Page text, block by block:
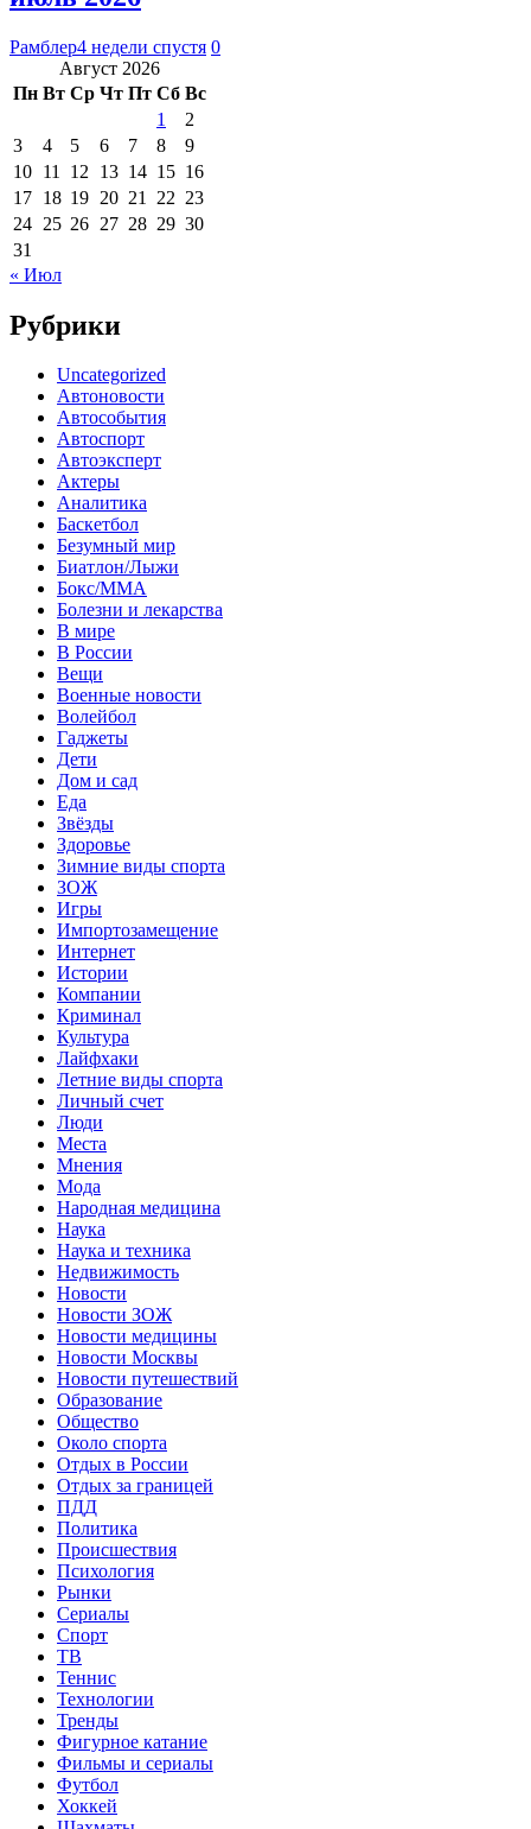
Рамблер4 недели спустя 0
Август 2026
Пн Вт Ср Чт Пт Сб Вс
1
2
3
4 5 6 7 8
9
10 11 12 13 14 15 16
17 18 19 20 21 22 23
24 25 26 27 28 29 30
31
« Июл
Рубрики
Uncategorized
Автоновости
Автособытия
Автоспорт
Автоэксперт
Актеры
Аналитика
Баскетбол
Безумный мир
Биатлон/Лыжи
Бокс/MMA
Болезни и лекарства
В мире
В России
Вещи
Военные новости
Волейбол
Гаджеты
Дети
Дом и сад
Еда
Звёзды
Здоровье
Зимние виды спорта
ЗОЖ
Игры
Импортозамещение
Интернет
Истории
Компании
Криминал
Культура
Лайфхаки
Летние виды спорта
Личный счет
Люди
Места
Мнения
Мода
Народная медицина
Наука
Наука и техника
Недвижимость
Новости
Новости ЗОЖ
Новости медицины
Новости Москвы
Новости путешествий
Образование
Общество
Около спорта
Отдых в России
Отдых за границей
ПДД
Политика
Происшествия
Психология
Рынки
Сериалы
Спорт
ТВ
Теннис
Технологии
Тренды
Фигурное катание
Фильмы и сериалы
Футбол
Хоккей